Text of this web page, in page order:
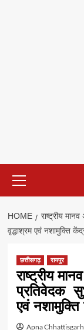
Menu
HOME
राष्ट्रीय
वृद्धाश्रम एवं नशामुक्ति
छत्तीसगढ़ रायपुर
राष्ट्रीय
प्रतिवेदक
एवं नशामुक्ति
Apna Chhattisgarh